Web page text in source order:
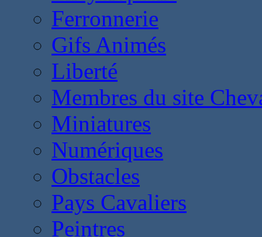
Ferronnerie
Gifs Animés
Liberté
Membres du site
Miniatures
Numériques
Obstacles
Pays Cavaliers
Peintres